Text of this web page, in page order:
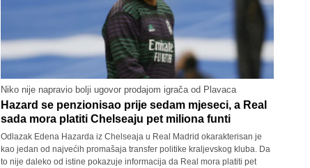
Niko nije napravio bolji ugovor prodajom igrača od Plavaca
Hazard se penzionisao prije sedam mjeseci, a Real
sada mora platiti Chelseaju pet miliona funti
Odlazak Edena Hazarda iz Chelseaja u Real Madrid okarakterisan je
kao jedan od najvećih promašaja transfer politike kraljevskog kluba. Da
to nije daleko od istine pokazuje informacija da Real mora platiti pet